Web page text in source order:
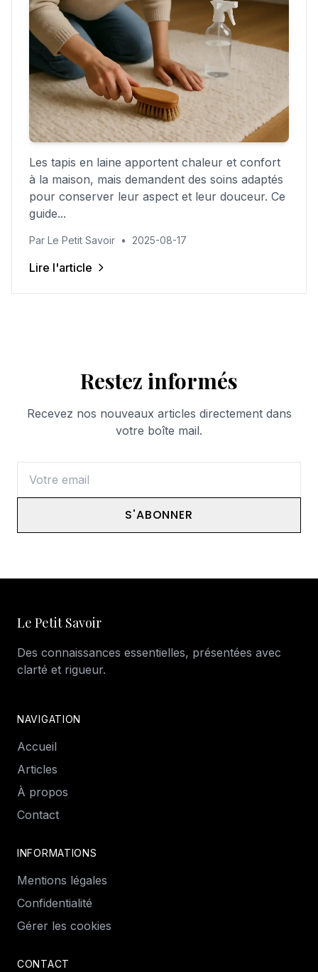
Les tapis en laine apportent chaleur et confort
à la maison, mais demandent des soins adaptés
pour conserver leur aspect et leur douceur. Ce
guide...
Par Le Petit Savoir • 2025-08-17
Lire l'article
Restez informés
Recevez nos nouveaux articles directement dans
votre boîte mail.
S'ABONNER
Le Petit Savoir
Des connaissances essentielles, présentées avec
clarté et rigueur.
NAVIGATION
Accueil
Articles
À propos
Contact
INFORMATIONS
Mentions légales
Confidentialité
Gérer les cookies
CONTACT